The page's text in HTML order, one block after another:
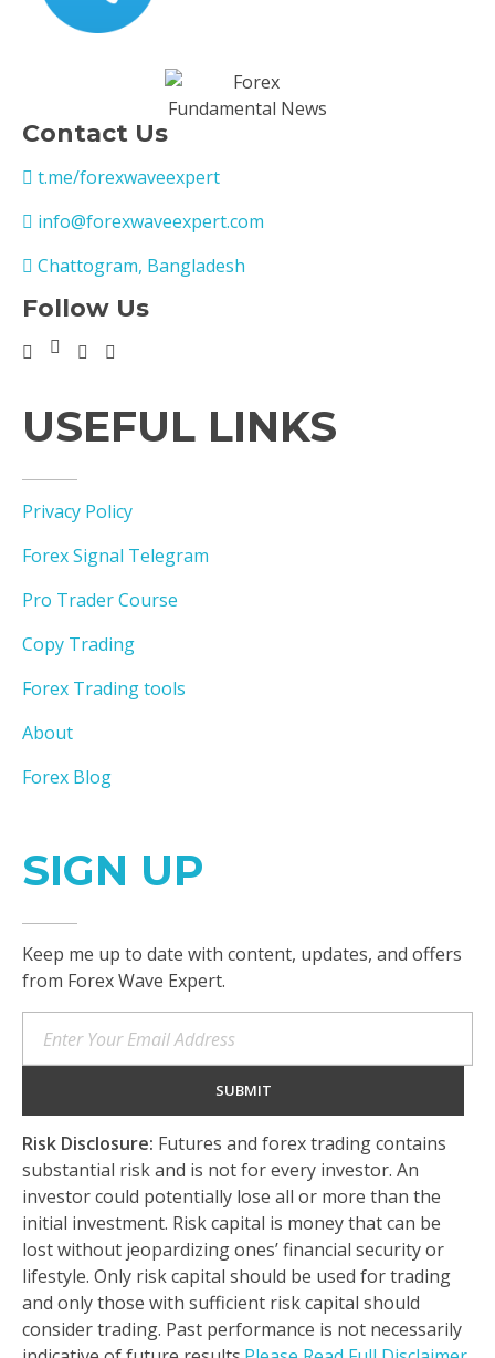
Contact Us
t.me/forexwaveexpert
info@forexwaveexpert.com
Chattogram, Bangladesh
Follow Us
USEFUL LINKS
Privacy Policy
Forex Signal Telegram
Pro Trader Course
Copy Trading
Forex Trading tools
About
Forex Blog
SIGN UP
Keep me up to date with content, updates, and offers
from Forex Wave Expert.
Risk Disclosure: Futures and forex trading contains
substantial risk and is not for every investor. An
investor could potentially lose all or more than the
initial investment. Risk capital is money that can be
lost without jeopardizing ones’ financial security or
lifestyle. Only risk capital should be used for trading
and only those with sufficient risk capital should
consider trading. Past performance is not necessarily